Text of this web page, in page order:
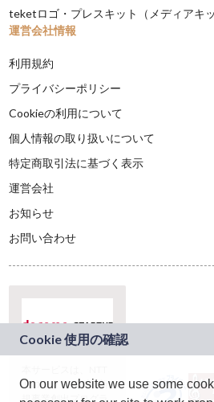
teketロゴ・プレスキット（メディアキッ
運営会社情報
利用規約
プライバシーポリシー
Cookieの利用について
個人情報の取り扱いについて
特定商取引法に基づく表示
運営会社
お知らせ
お問い合わせ
ドコモグループの新
規事業創出プログラ
On our website we use some